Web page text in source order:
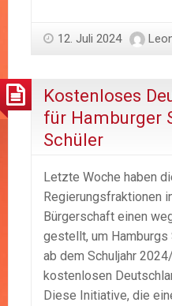
12. Juli 2024
Kostenloses
für Hamburger
Schüler
Letzte Woche haben
Regierungsfraktionen
Bürgerschaft einen
gestellt, um Hamburgs
ab dem Schuljahr
kostenlosen
Diese Initiative, die